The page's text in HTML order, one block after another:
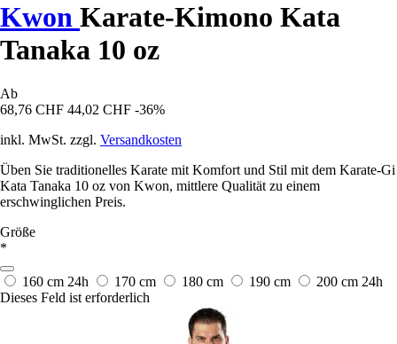
Kwon Karate-Kimono Kata
Tanaka 10 oz
Ab
68,76 CHF 44,02 CHF -36%
inkl. MwSt. zzgl. Versandkosten
Üben Sie traditionelles Karate mit Komfort und Stil mit dem Karate-Gi
Kata Tanaka 10 oz von Kwon, mittlere Qualität zu einem
erschwinglichen Preis.
Größe
*
160 cm 24h 170 cm 180 cm 190 cm 200 cm 24h
Dieses Feld ist erforderlich